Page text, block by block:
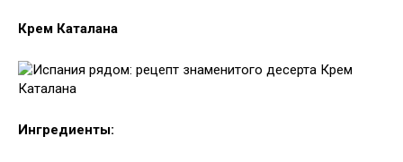
Крем Каталана
Ингредиенты: